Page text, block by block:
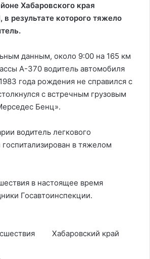
Хабаровского края
результате которого тяжело
данным, около 9:00 на 165 км
А-370 водитель автомобиля
года рождения не справился с
с встречным грузовым
Бенц».
водитель легкового
в тяжелом
в настоящее время
Госавтоинспекции.
Хабаровский край